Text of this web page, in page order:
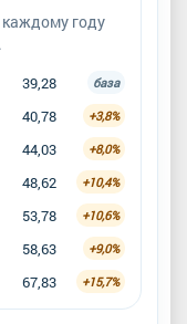
году
39,28 база
40,78 +3,8%
44,03 +8,0%
48,62 +10,4%
53,78 +10,6%
58,63 +9,0%
67,83 +15,7%